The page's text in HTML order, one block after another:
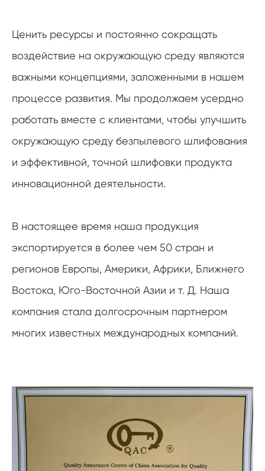
Ценить ресурсы и постоянно сокращать
воздействие на окружающую среду являются
важными концепциями, заложенными в нашем
процессе развития. Мы продолжаем усердно
работать вместе с клиентами, чтобы улучшить
окружающую среду безпылевого шлифования
и эффективной, точной шлифовки продукта
инновационной деятельности.
В настоящее время наша продукция
экспортируется в более чем 50 стран и
регионов Европы, Америки, Африки, Ближнего
Востока, Юго-Восточной Азии и т. Д. Наша
компания стала долгосрочным партнером
многих известных международных компаний.